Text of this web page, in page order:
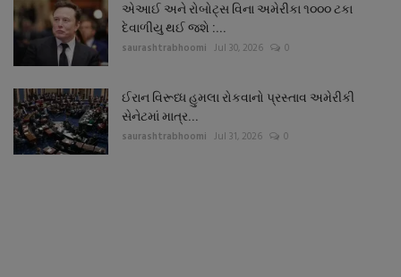
એઆઈ અને રોબોટ્સ વિના અમેરીકા ૧૦૦૦ ટકા
દેવાળીયુ થઈ જશે :...
saurashtrabhoomi Jul 30, 2026 0
ઈરાન વિરૂધ્ધ હુમલા રોકવાનો પ્રસ્તાવ અમેરીકી
સેનેટમાં માત્ર...
saurashtrabhoomi Jul 31, 2026 0